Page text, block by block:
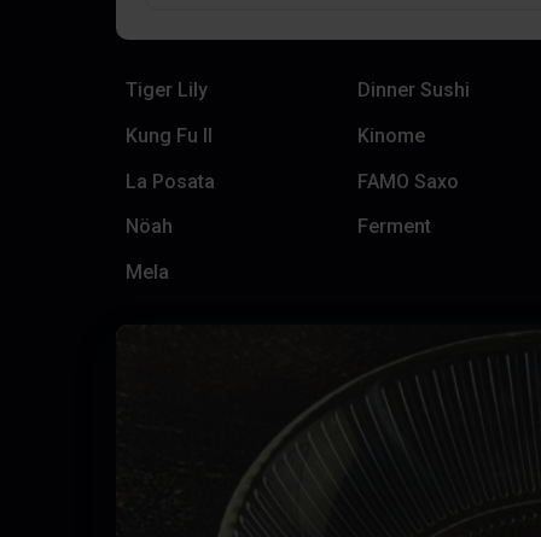
Tiger Lily
Dinner Sushi
Kung Fu II
Kinome
La Posata
FAMO Saxo
Nöah
Ferment
Mela